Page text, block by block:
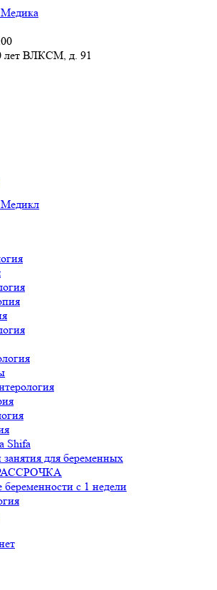
лет ВЛКСМ, д. 91
Shifa
для беременных
беременности с 1 недели